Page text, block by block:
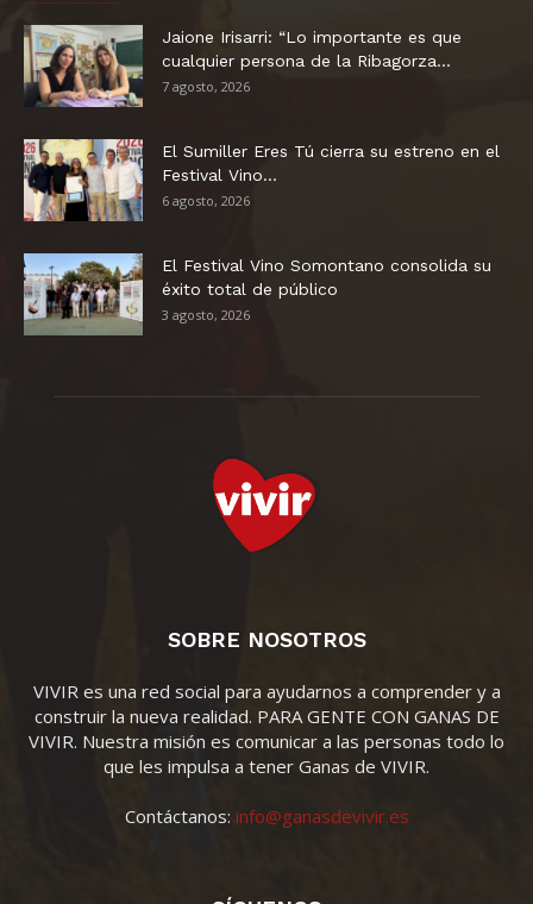
Jaione Irisarri: “Lo importante es que
cualquier persona de la Ribagorza...
7 agosto, 2026
El Sumiller Eres Tú cierra su estreno en el
Festival Vino...
6 agosto, 2026
El Festival Vino Somontano consolida su
éxito total de público
3 agosto, 2026
SOBRE NOSOTROS
VIVIR es una red social para ayudarnos a comprender y a
construir la nueva realidad. PARA GENTE CON GANAS DE
VIVIR. Nuestra misión es comunicar a las personas todo lo
que les impulsa a tener Ganas de VIVIR.
Contáctanos: info@ganasdevivir.es